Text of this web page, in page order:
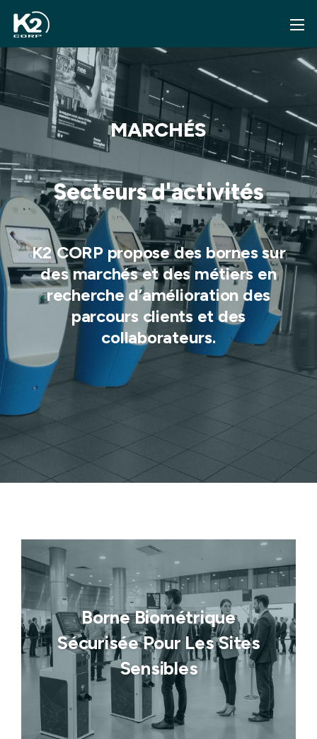
MARCHÉS
Secteurs d'activités
K2 CORP propose des bornes sur
des marchés et des métiers en
recherche d’amélioration des
parcours clients et des
collaborateurs.
Borne Biométrique
Sécurisée Pour Les Sites
Sensibles